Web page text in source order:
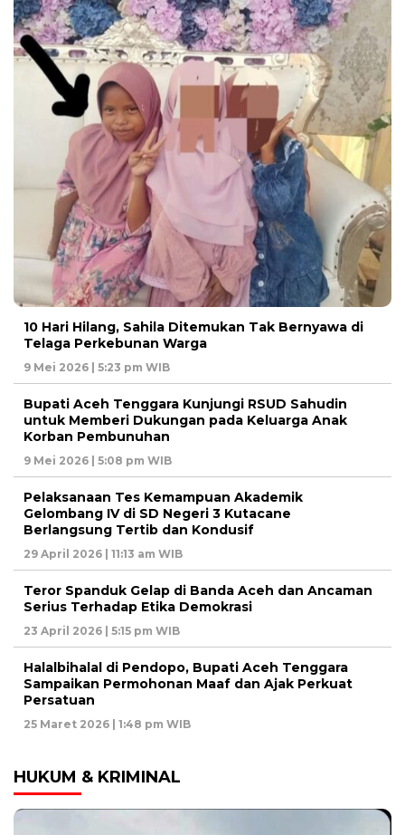
10 Hari Hilang, Sahila Ditemukan Tak Bernyawa di
Telaga Perkebunan Warga
9 Mei 2026 | 5:23 pm WIB
Bupati Aceh Tenggara Kunjungi RSUD Sahudin
untuk Memberi Dukungan pada Keluarga Anak
Korban Pembunuhan
9 Mei 2026 | 5:08 pm WIB
Pelaksanaan Tes Kemampuan Akademik
Gelombang IV di SD Negeri 3 Kutacane
Berlangsung Tertib dan Kondusif
29 April 2026 | 11:13 am WIB
Teror Spanduk Gelap di Banda Aceh dan Ancaman
Serius Terhadap Etika Demokrasi
23 April 2026 | 5:15 pm WIB
Halalbihalal di Pendopo, Bupati Aceh Tenggara
Sampaikan Permohonan Maaf dan Ajak Perkuat
Persatuan
25 Maret 2026 | 1:48 pm WIB
HUKUM & KRIMINAL